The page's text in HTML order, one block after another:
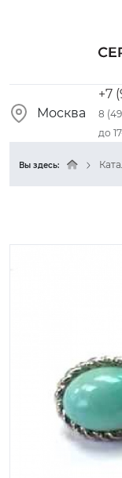
Москва
+7
8
до
Вы здесь: